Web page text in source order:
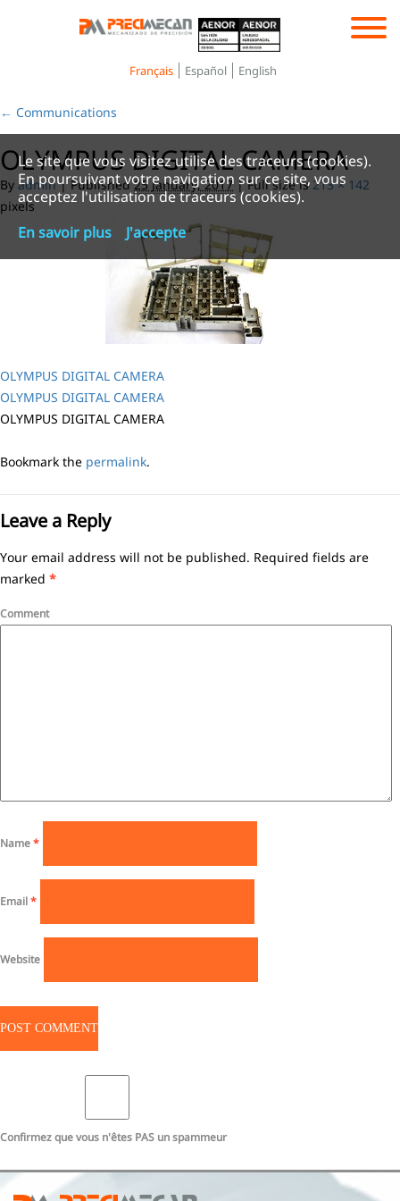
Français Español English
← Communications
OLYMPUS DIGITAL CAMERA
By admin | Published 25 January, 2017 |Full size is 213 × 142
pixels
OLYMPUS DIGITAL CAMERA
OLYMPUS DIGITAL CAMERA
OLYMPUS DIGITAL CAMERA
Bookmark the permalink.
Leave a Reply
Your email address will not be published. Required fields are
marked *
Comment
Name*
Email*
Website
Confirmez que vous n'êtes PAS un spammeur
Le site que vous visitez utilise des traceurs (cookies).
En poursuivant votre navigation sur ce site, vous
acceptez l'utilisation de traceurs (cookies).
En savoir plus
J'accepte